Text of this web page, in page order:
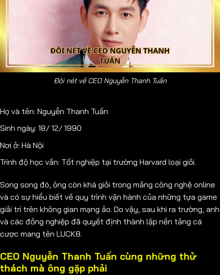
Đôi nét về CEO Nguyễn Thanh Tuấn
Họ và tên: Nguyễn Thanh Tuấn
Sinh ngày: 18/ 12/ 1990
Nơi ở: Hà Nội
Trình độ học vấn: Tốt nghiệp tại trường Harvard loại giỏi.
Song song đó, ông còn khá giỏi trong mảng công nghệ online
và có sự hiểu biết về quy trình vận hành của những tựa game
giải trí trên không gian mạng ảo. Do vậy, sau khi ra trường, anh
và các đồng nghiệp đã quyết định thành lập nền tảng cá
cược mang tên LUCK8.
CEO Nguyễn Thanh Tuấn cùng những thử
thách mà ông gặp phải